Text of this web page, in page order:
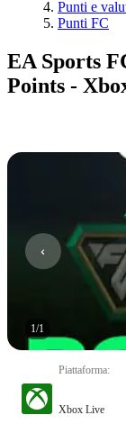
Punti e
Punti FC
EA Sports
Points -
1/1
Piattaforma:
Xbox Live